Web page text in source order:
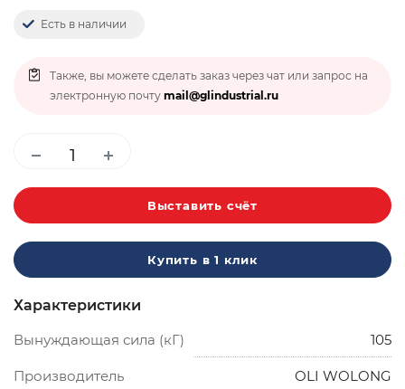
Есть в наличии
Также, вы можете сделать заказ через чат или запрос на
электронную почту mail@glindustrial.ru
Выставить счёт
Купить в 1 клик
Характеристики
Вынуждающая сила (кГ)
105
Производитель OLI WOLONG